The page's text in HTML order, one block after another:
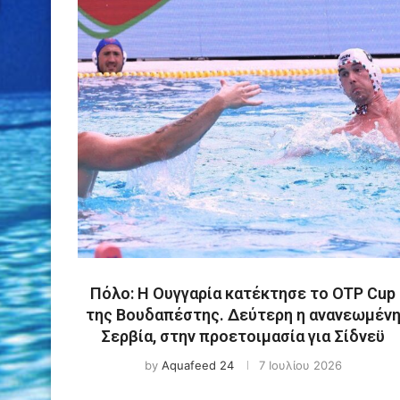
Πόλο: Η Ουγγαρία κατέκτησε το OTP Cup
της Βουδαπέστης. Δεύτερη η ανανεωμένη
Σερβία, στην προετοιμασία για Σίδνεϋ
by Aquafeed 24 7 Ιουλίου 2026